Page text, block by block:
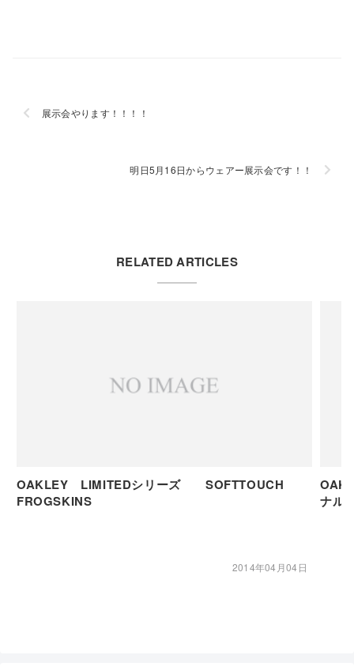
展示会やります！！！！
明日5月16日からウェアー展示会です！！
RELATED ARTICLES
OAKLEY LIMITEDシリーズ SOFTTOUCH
FROGSKINS
2014年04月04日
ナル